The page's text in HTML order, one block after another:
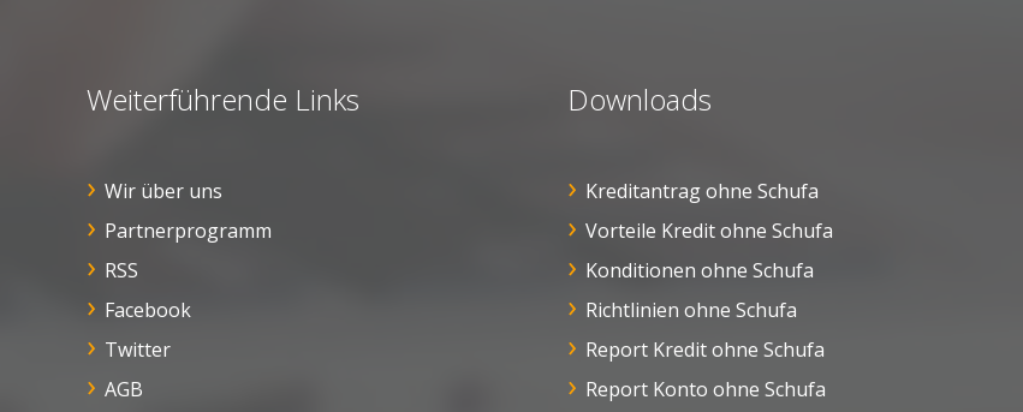
Weiterführende Links
Wir über uns
Partnerprogramm
RSS
Facebook
Twitter
AGB
Downloads
Kreditantrag ohne Schufa
Vorteile Kredit ohne Schufa
Konditionen ohne Schufa
Richtlinien ohne Schufa
Report Kredit ohne Schufa
Report Konto ohne Schufa